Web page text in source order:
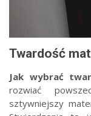
Twardość
Jak wybrać
rozwiać
sztywniejszy